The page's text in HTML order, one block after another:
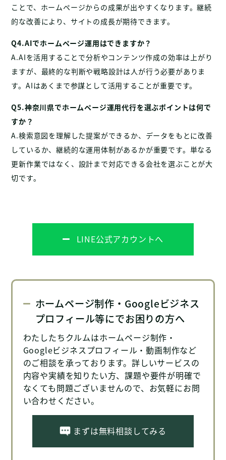
ことで、ホームページからの成果が出やすくなります。継続
的な改善により、サイトの成長が期待できます。
Q4.AIでホームページ運用はできますか？
A.AIを活用することで分析やコンテンツ作成の効率は上がり
ますが、最終的な判断や戦略設計は人が行う必要がありま
す。AIはあくまで参謀として活用することが重要です。
Q5.神奈川県でホームページ運用代行を選ぶポイントは何で
すか？
A.検索意図を理解した提案ができるか、データをもとに改善
しているか、継続的な運用体制があるかが重要です。単なる
更新作業ではなく、設計まで対応できる会社を選ぶことが大
切です。
LINE公式アカウントへ
ホームページ制作・Googleビジネス
プロフィール等にでお困りの方へ
わたしたちクルムはホームページ制作・
Googleビジネスプロフィール・動画制作など
のご相談を承っております。詳しいサービスの
内容や実績を知りたい方、課題や要件が明確で
なくても問題ございませんので、お気軽にお問
い合わせください。
まずは無料相談してみる